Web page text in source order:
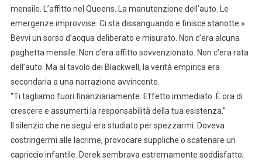
mensile. L’affitto nel Queens. La manutenzione dell’auto. Le
emergenze improvvise. Ci sta dissanguando e finisce stanotte.»
Bevvi un sorso d’acqua deliberato e misurato. Non c’era alcuna
paghetta mensile. Non c’era affitto sovvenzionato. Non c’era rata
dell’auto. Ma al tavolo dei Blackwell, la verità empirica era
secondaria a una narrazione avvincente.
“Ti tagliamo fuori finanziariamente. Effetto immediato. È ora di
crescere e assumerti la responsabilità della tua esistenza.”
Il silenzio che ne seguì era studiato per spezzarmi. Doveva
costringermi alle lacrime, provocare suppliche o scatenare un
capriccio infantile. Derek sembrava estremamente soddisfatto;